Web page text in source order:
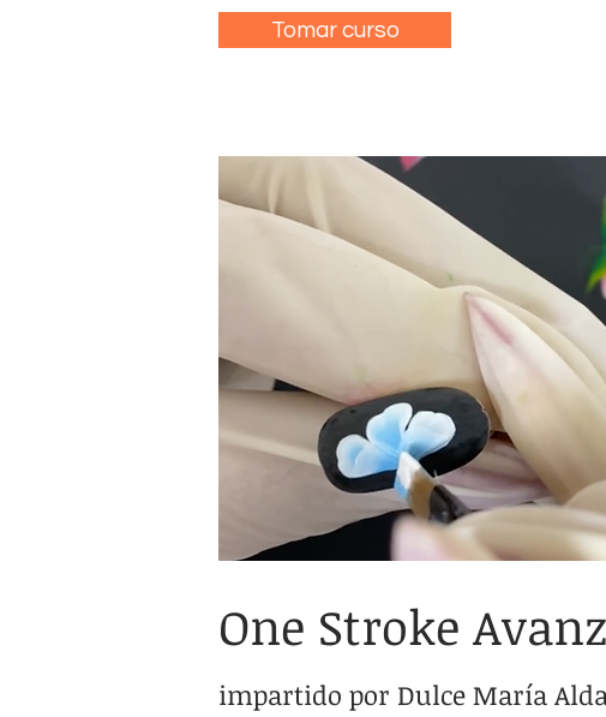
Tomar curso
One Stroke
impartido por Dulce María